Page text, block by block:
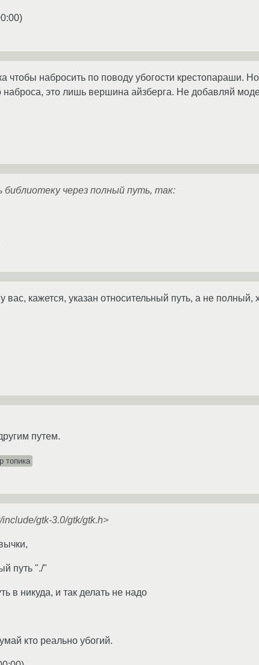
)
чтобы набросить по поводу убогости крестопараши.
наброса, это лишь вершина айзберга. Не добавляй
через полный путь, так:
вас, кажется, указан относительный путь, а не полный,
путем.
топика
gtk-3.0/gtk/gtk.h>
путь "./"
в никуда, и так делать не надо
кто реально убогий.